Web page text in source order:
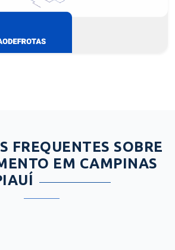
FREQUENTES SOBRE
EM CAMPINAS